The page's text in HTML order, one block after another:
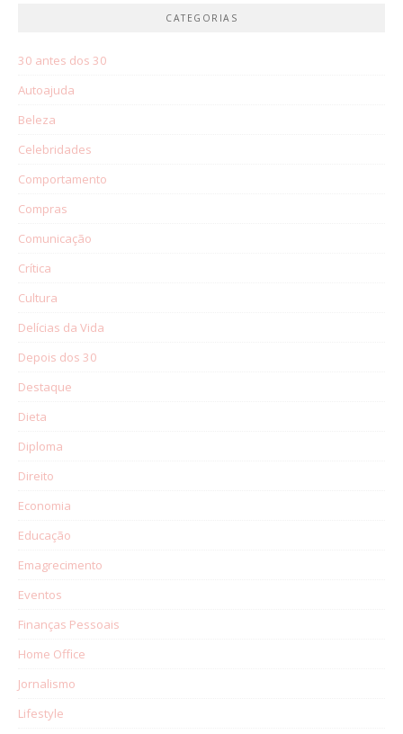
CATEGORIAS
30 antes dos 30
Autoajuda
Beleza
Celebridades
Comportamento
Compras
Comunicação
Crítica
Cultura
Delícias da Vida
Depois dos 30
Destaque
Dieta
Diploma
Direito
Economia
Educação
Emagrecimento
Eventos
Finanças Pessoais
Home Office
Jornalismo
Lifestyle